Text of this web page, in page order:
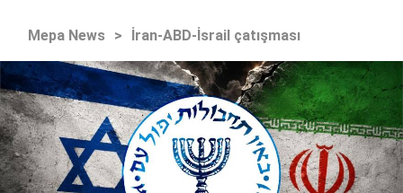
Mepa News > İran-ABD-İsrail çatışması